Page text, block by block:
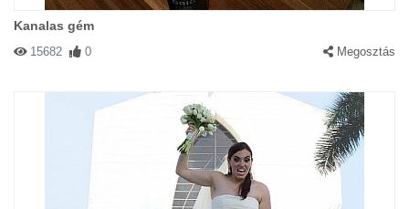
Kanalas gém
15682 0 Megosztás